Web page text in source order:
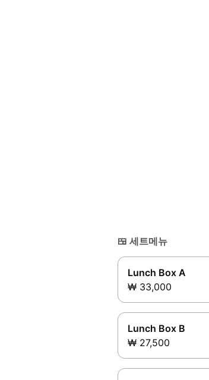
🍱 세트메뉴
Lunch Box A
₩ 33,000
Lunch Box B
₩ 27,500